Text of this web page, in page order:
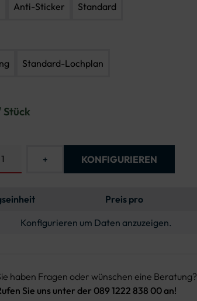
Anti-Sticker Standard
Standard-Lochplan
+ KONFIGURIEREN
Preis pro
Konfigurieren um Daten anzuzeigen.
haben Fragen oder wünschen eine Beratung?
Sie uns unter der 089 1222 838 00 an!